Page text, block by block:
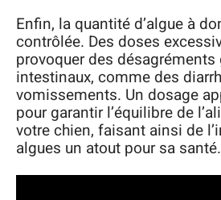
Enfin, la quantité d’algue à
contrôlée. Des doses
provoquer des désagréments
intestinaux, comme des
vomissements. Un dosage
pour garantir l’équilibre de
votre chien, faisant ainsi de
algues un atout pour sa santé.